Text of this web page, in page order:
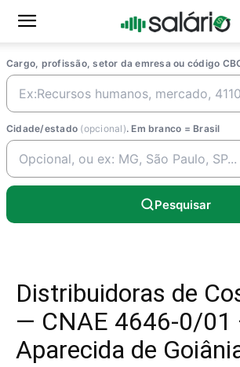
Cargo, profissão, setor da emresa ou código
Cidade/estado (opcional). Em branco = Brasil
Pesquisar
Distribuidoras de
— CNAE 4646-0/01
Aparecida de